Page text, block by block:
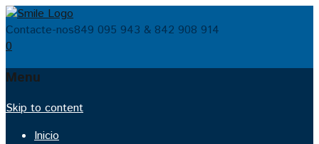
Contacte-nos849 095 943 & 842 908 914
0
Menu
Skip to content
Inicio